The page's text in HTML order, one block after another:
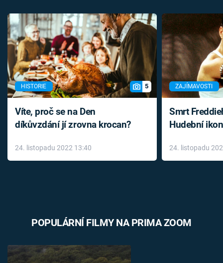
HISTORIE 5
Víte, proč se na Den
díkůvzdání jí zrovna krocan?
24. listopadu 2022 13:40
ZAJÍMAVOSTI
Smrt
Hudební
léky
24. listopadu
POPULÁRNÍ FILMY NA PRIMA ZOOM